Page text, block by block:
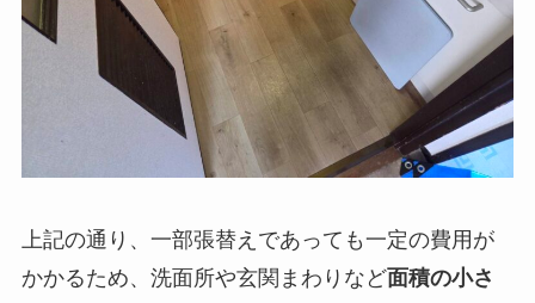
上記の通り、一部張替えであっても一定の費用が
かかるため、洗面所や玄関まわりなど面積の小さ